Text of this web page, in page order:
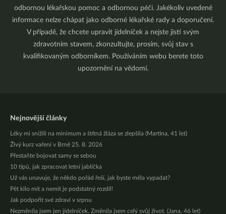
odbornou lékařskou pomoc a odbornou péči. Jakékoliv uvedené
informace nelze chápat jako odborné lékařské rady a doporučení.
V případě, že chcete upravit jídelníček a nejste jistí svým
zdravotním stavem, zkonzultujte, prosím, svůj stav s
kvalifikovaným odborníkem. Používáním webu berete toto
upozornění na vědomí.
Nejnovější články
Léky mi snížili na minimum a štítná žláza se zlepšila (Martina, 41 let)
Živý kurz vaření v Brně 25. 8. 2026
Přestaňte bojovat samy se sebou
10 tipů, jak zpracovat letní jablíčka
Už vás unavuje, že někdo pořád řeší, jak byste měla vypadat?
Pět kilo mít a nemít je podstatný rozdíl!
Jak podpořit své zdraví v srpnu
Nezměnila jsem jen jídelníček. Změnila jsem celý svůj život. (Jana, 46 let)